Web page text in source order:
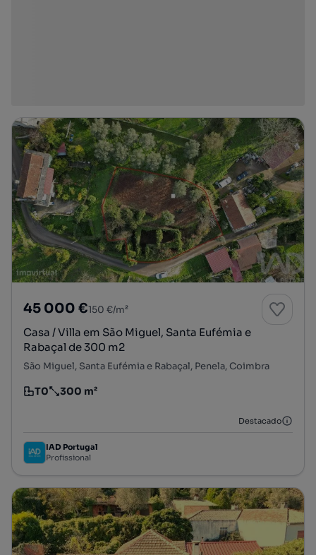
45 000 €150 €/m²
Casa / Villa em São Miguel, Santa Eufémia e
Rabaçal de 300 m2
São Miguel, Santa Eufémia e Rabaçal, Penela, Coimbra
Tipologia
T0
Preço por metro quadrado
300 m²
Destacado
IAD Portugal
Profissional